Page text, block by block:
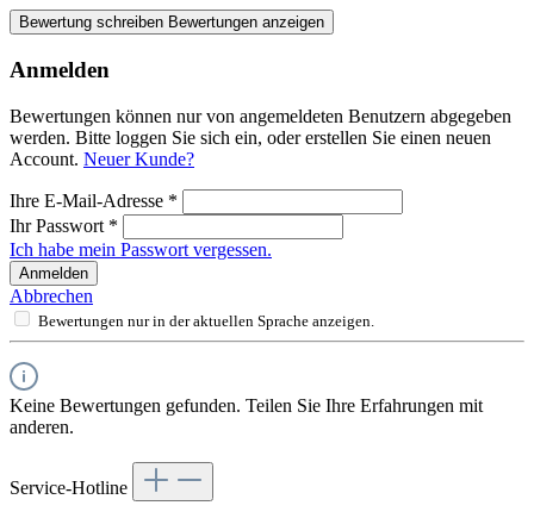
Bewertung schreiben Bewertungen anzeigen
Anmelden
Bewertungen können nur von angemeldeten Benutzern abgegeben
werden. Bitte loggen Sie sich ein, oder erstellen Sie einen neuen
Account. Neuer Kunde?
Ihre E-Mail-Adresse *
Ihr Passwort *
Ich habe mein Passwort vergessen.
Anmelden
Abbrechen
Bewertungen nur in der aktuellen Sprache anzeigen.
Keine Bewertungen gefunden. Teilen Sie Ihre Erfahrungen mit
anderen.
Service-Hotline